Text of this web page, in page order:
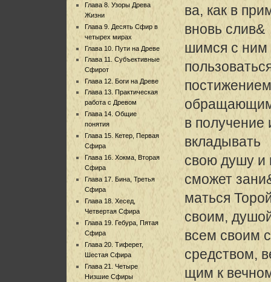
Глава 8. Узоры Древа
Жизни
Глава 9. Десять Сфир в
четырех мирах
Глава 10. Пути на Древе
Глава 11. Субъективные
Сфирот
Глава 12. Боги на Древе
Глава 13. Практическая
работа с Древом
Глава 14. Общие
понятия
Глава 15. Кетер, Первая
Сфира
Глава 16. Хокма, Вторая
Сфира
Глава 17. Бина, Третья
Сфира
Глава 18. Хесед,
Четвертая Сфира
Глава 19. Гебура, Пятая
Сфира
Глава 20. Тиферет,
Шестая Сфира
Глава 21. Четыре
Низшие Сфиры
ва, как в
вновь слив&
шимся с ним
в получение
вкладывать
свою душу и
сможет
маться
своим,
всем своим
средством,
щим к